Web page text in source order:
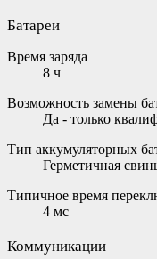
Батареи
Время заряда
8 ч
Возможность замены
Да - только
Тип аккумуляторных
Герметичная
Типичное время
4 мс
Коммуникации